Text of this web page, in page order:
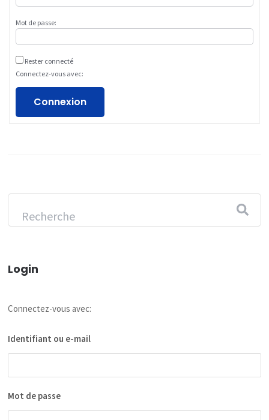
Mot de passe:
Rester connecté
Connectez-vous avec:
Connexion
Login
Connectez-vous avec:
Identifiant ou e-mail
Mot de passe